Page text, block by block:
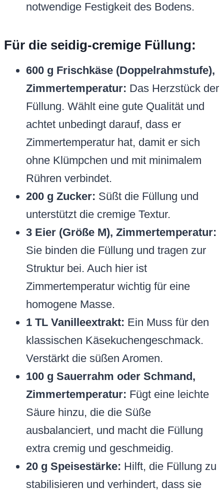
notwendige Festigkeit des Bodens.
Für die seidig-cremige Füllung:
600 g Frischkäse (Doppelrahmstufe),
Zimmertemperatur: Das Herzstück der
Füllung. Wählt eine gute Qualität und
achtet unbedingt darauf, dass er
Zimmertemperatur hat, damit er sich
ohne Klümpchen und mit minimalem
Rühren verbindet.
200 g Zucker: Süßt die Füllung und
unterstützt die cremige Textur.
3 Eier (Größe M), Zimmertemperatur:
Sie binden die Füllung und tragen zur
Struktur bei. Auch hier ist
Zimmertemperatur wichtig für eine
homogene Masse.
1 TL Vanilleextrakt: Ein Muss für den
klassischen Käsekuchengeschmack.
Verstärkt die süßen Aromen.
100 g Sauerrahm oder Schmand,
Zimmertemperatur: Fügt eine leichte
Säure hinzu, die die Süße
ausbalanciert, und macht die Füllung
extra cremig und geschmeidig.
20 g Speisestärke: Hilft, die Füllung zu
stabilisieren und verhindert, dass sie